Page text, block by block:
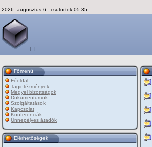
2026. augusztus 6 . csütörtök 05:35
[ ]
Főmenü
Főoldal
Tagintézmények
Megyei bizottságok
Dokumentumok
Szolgáltatások
Kapcsolat
Konferenciák
Ünnepélyes átadók
Elérhetőségek